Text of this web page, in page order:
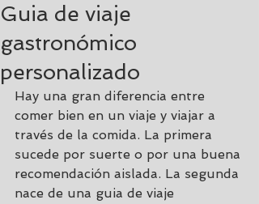
Guia de viaje
gastronómico
personalizado
Hay una gran diferencia entre
comer bien en un viaje y viajar a
través de la comida. La primera
sucede por suerte o por una buena
recomendación aislada. La segunda
nace de una guia de viaje